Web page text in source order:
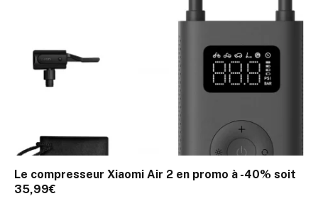
Le compresseur Xiaomi Air 2 en promo à -40% soit
35,99€